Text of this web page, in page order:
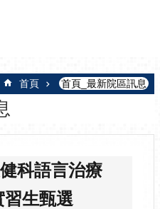
首頁 首頁_最新院區訊息
科語言治療
習生甄選